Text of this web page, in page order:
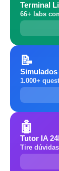
Terminal
66+ labs
📝
1.000+
🤖
Tutor IA
Tire